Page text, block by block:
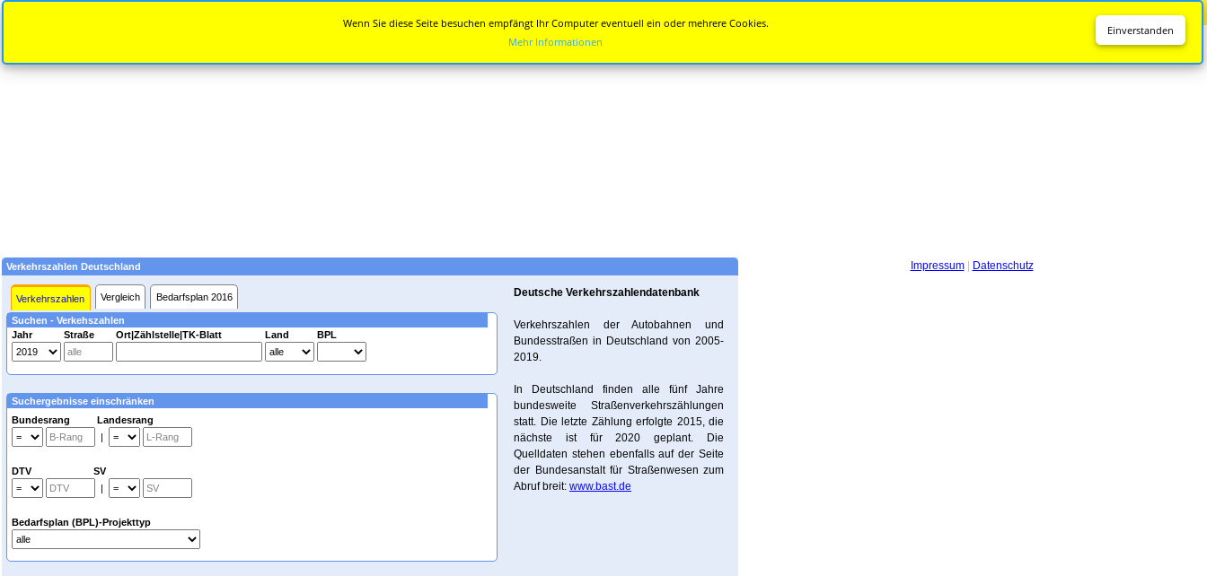
Verkehrszahlen Deutschland
Verkehrszahlen Vergleich Bedarfsplan 2016
Suchen - Verkehszahlen
Jahr
Straße Ort|Zählstelle|TK-Blatt Land BPL
Suchergebnisse einschränken
Bundesrang Landesrang
|
DTV SV
|
Bedarfsplan (BPL)-Projekttyp
Deutsche Verkehrszahlendatenbank
Verkehrszahlen der Autobahnen und
Bundesstraßen in Deutschland von 2005-
2019.
In Deutschland finden alle fünf Jahre
bundesweite Straßenverkehrszählungen
statt. Die letzte Zählung erfolgte 2015, die
nächste ist für 2020 geplant. Die
Quelldaten stehen ebenfalls auf der Seite
der Bundesanstalt für Straßenwesen zum
Abruf breit: www.bast.de
Impressum| Datenschutz
Einverstanden
Wenn Sie diese Seite besuchen empfängt Ihr Computer eventuell ein oder mehrere Cookies.
Mehr Informationen